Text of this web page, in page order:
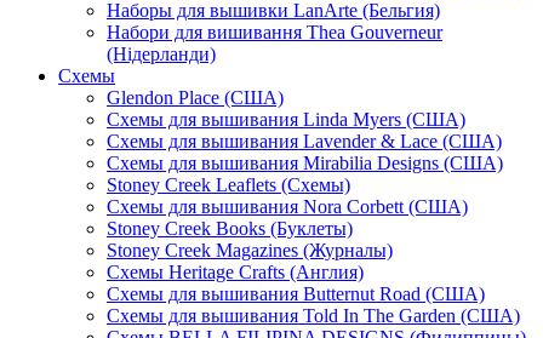
Наборы для вышивки LanArte (Бельгия)
Набори для вишивання Thea Gouverneur
(Нідерланди)
Схемы
Glendon Place (США)
Схемы для вышивания Linda Myers (США)
Схемы для вышивания Lavender & Lace (США)
Схемы для вышивания Mirabilia Designs (США)
Stoney Creek Leaflets (Схемы)
Схемы для вышивания Nora Corbett (США)
Stoney Creek Books (Буклеты)
Stoney Creek Magazines (Журналы)
Схемы Heritage Crafts (Англия)
Схемы для вышивания Butternut Road (США)
Схемы для вышивания Told In The Garden (США)